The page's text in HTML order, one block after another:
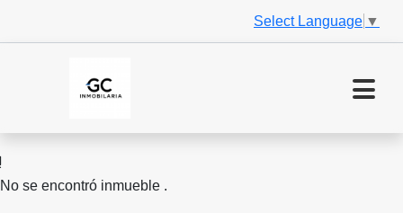
Select Language ▼
No se encontró inmueble .